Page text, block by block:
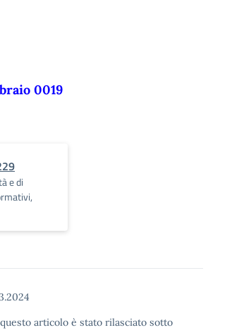
0019
e di
articolo è stato rilasciato sotto